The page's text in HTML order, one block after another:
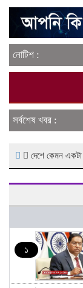
নোটিশ :
সর্বশেষ খবর :
দেশে কেমন
১